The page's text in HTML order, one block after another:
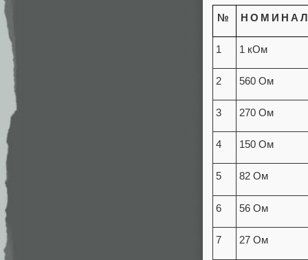
№
1 1 кОм
2 560 Ом
3 270 Ом
4 150 Ом
5 82 Ом
6 56 Ом
7 27 Ом